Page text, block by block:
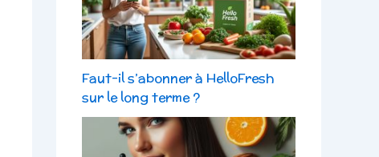
Faut-il s’abonner à HelloFresh
sur le long terme ?